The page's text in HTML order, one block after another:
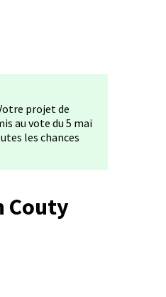
projet de
au vote du 5 mai
les chances
Couty